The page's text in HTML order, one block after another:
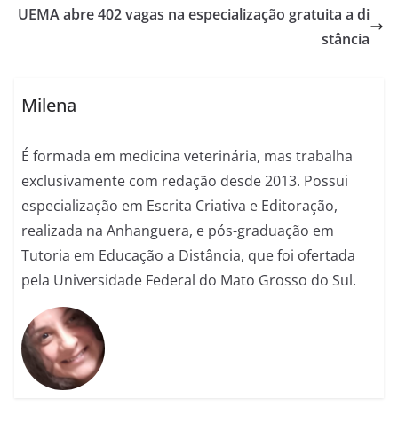
UEMA abre 402 vagas na especialização gratuita a di
stância
Milena
É formada em medicina veterinária, mas trabalha
exclusivamente com redação desde 2013. Possui
especialização em Escrita Criativa e Editoração,
realizada na Anhanguera, e pós-graduação em
Tutoria em Educação a Distância, que foi ofertada
pela Universidade Federal do Mato Grosso do Sul.